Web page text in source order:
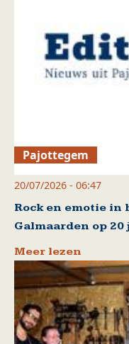
Pajottegem
20/07/2026 - 06:47
Rock en emotie in
Galmaarden op 20
Meer lezen